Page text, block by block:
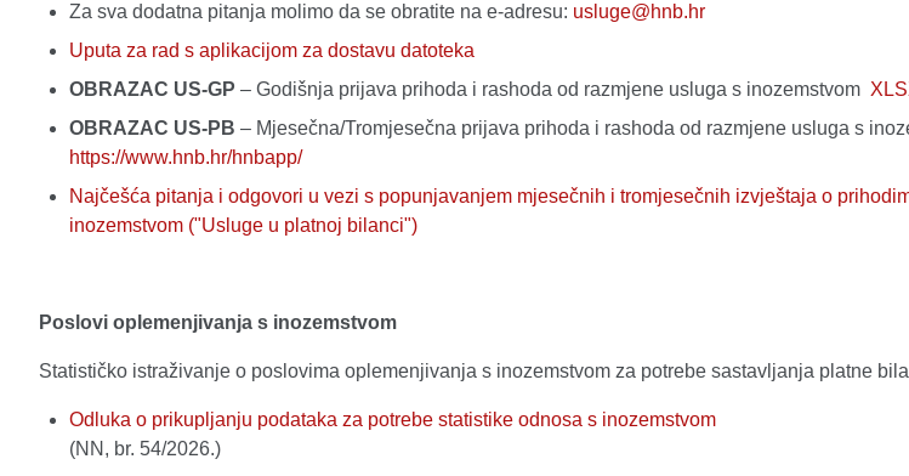
Za sva dodatna pitanja molimo da se obratite na e-adresu: usluge@hnb.hr
Uputa za rad s aplikacijom za dostavu datoteka
OBRAZAC US-GP – Godišnja prijava prihoda i rashoda od razmjene usluga s inozemstvom
OBRAZAC US-PB – Mjesečna/Tromjesečna prijava prihoda i rashoda od razmjene usluga s
https://www.hnb.hr/hnbapp/
Najčešća pitanja i odgovori u vezi s popunjavanjem mjesečnih i tromjesečnih izvještaja o
inozemstvom ("Usluge u platnoj bilanci")
Poslovi oplemenjivanja s inozemstvom
Statističko istraživanje o poslovima oplemenjivanja s inozemstvom za potrebe sastavljanja platne
Odluka o prikupljanju podataka za potrebe statistike odnosa s inozemstvom
(NN, br. 54/2026.)